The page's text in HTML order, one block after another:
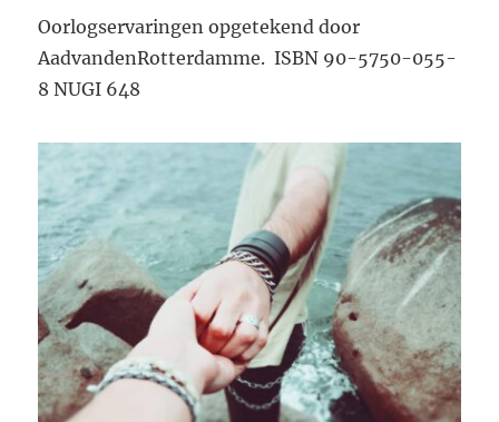
Oorlogservaringen opgetekend door
AadvandenRotterdamme. ISBN 90-5750-055-
8 NUGI 648